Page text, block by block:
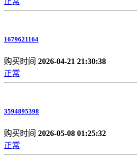
1679621164
购买时间 2026-04-21 21:30:38
正常
3594895398
购买时间 2026-05-08 01:25:32
正常